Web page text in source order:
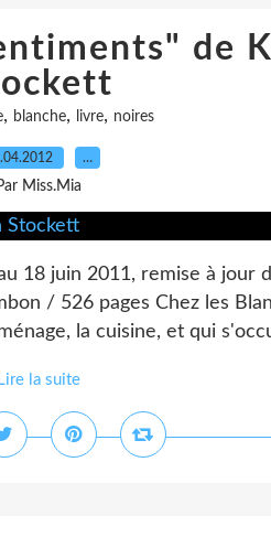
de
, blanche, livre, noires
…
Miss.Mia
18 juin 2011, remise à jour
/ 526 pages Chez les
la cuisine, et qui
Lire la suite